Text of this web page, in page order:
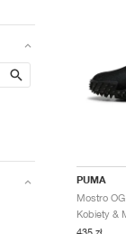
Search
PUMA